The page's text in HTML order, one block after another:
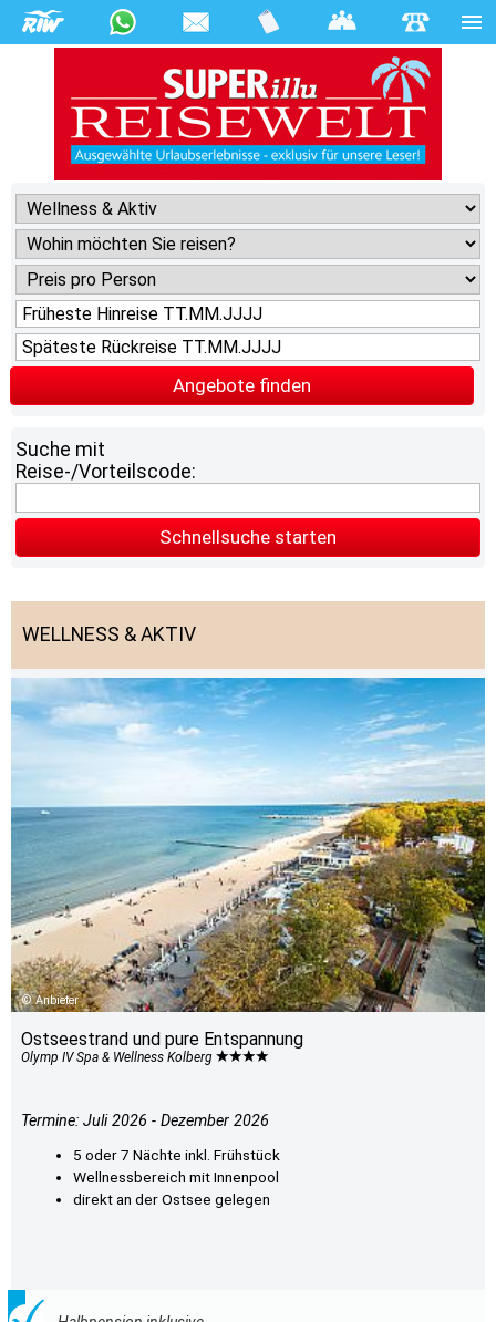
Angebote finden
Suche mit
Reise-/Vorteilscode:
Schnellsuche starten
WELLNESS & AKTIV
Anbieter
Ostseestrand und pure Entspannung
Olymp IV Spa & Wellness Kolberg
Termine: Juli 2026 - Dezember 2026
5 oder 7 Nächte inkl. Frühstück
Wellnessbereich mit Innenpool
direkt an der Ostsee gelegen